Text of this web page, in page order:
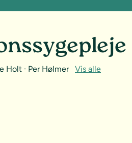
Holt · Per Hølmer Vis alle